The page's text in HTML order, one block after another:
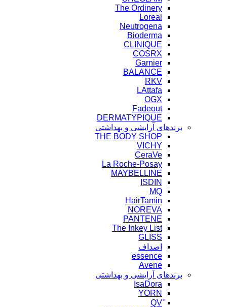
The Ordinery
Loreal
Neutrogena
Bioderma
CLINIQUE
COSRX
Garnier
BALANCE
RKV
LAttafa
OGX
Fadeout
DERMATYPIQUE
برندهای آرایشی و بهداشتی
THE BODY SHOP
VICHY
CeraVe
La Roche-Posay
MAYBELLINE
ISDIN
MQ
HairTamin
NOREVA
PANTENE
The Inkey List
GLISS
اصداف
essence
Avene
برندهای آرایشی و بهداشتی
IsaDora
YORN